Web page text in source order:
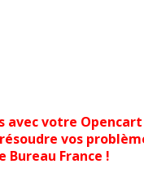
avec votre Opencart
vos
Bureau France !